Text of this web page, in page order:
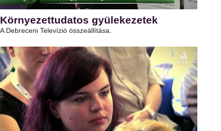
Környezettudatos gyülekezetek
A Debreceni Televízió összeállítása.